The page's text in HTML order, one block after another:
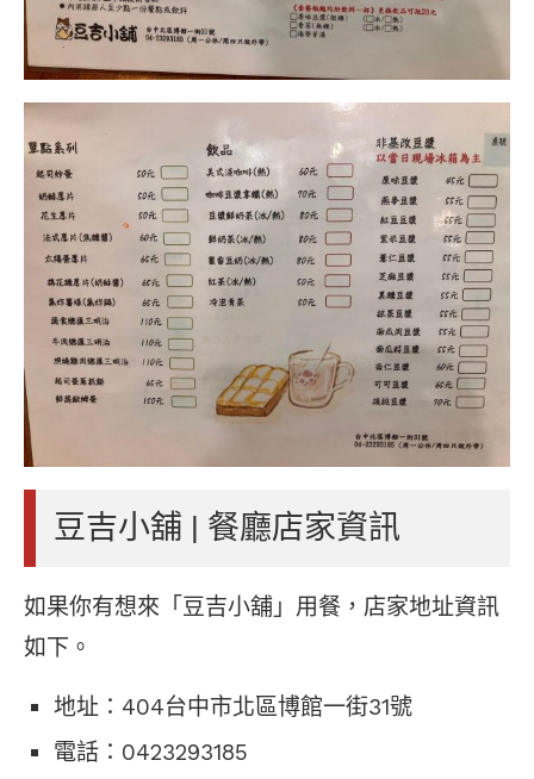
豆吉小舖 | 餐廳店家資訊
如果你有想來「豆吉小舖」用餐，店家地址資訊
如下。
地址：404台中市北區博館一街31號
電話：0423293185